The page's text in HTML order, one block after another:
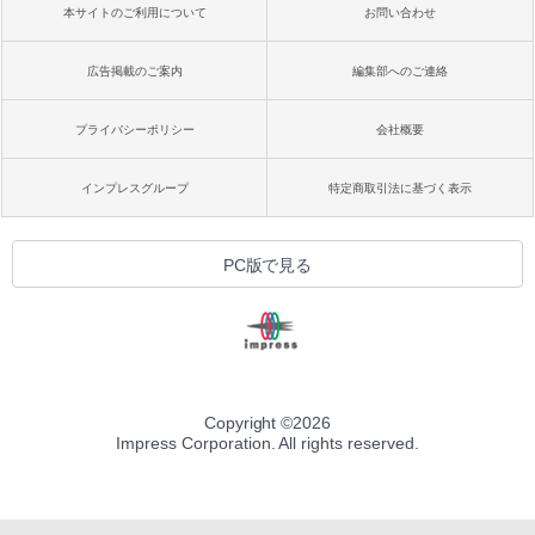
本サイトのご利用について お問い合わせ
広告掲載のご案内 編集部へのご連絡
プライバシーポリシー 会社概要
インプレスグループ 特定商取引法に基づく表示
PC版で見る
Copyright ©2026
Impress Corporation. All rights reserved.